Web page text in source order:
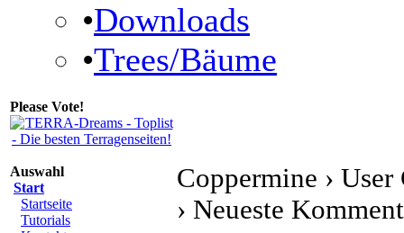
•Downloads
•Trees/Bäume
Please Vote!
Auswahl
Start
Startseite
Tutorials
Coppermine ›
› Neueste